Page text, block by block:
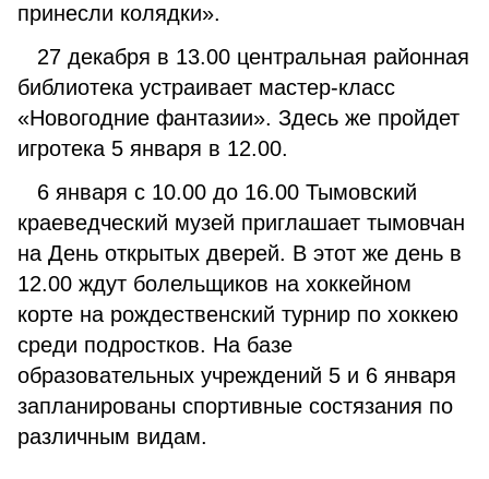
принесли колядки».
27 декабря в 13.00 центральная районная
библиотека устраивает мастер-класс
«Новогодние фантазии». Здесь же пройдет
игротека 5 января в 12.00.
6 января с 10.00 до 16.00 Тымовский
краеведческий музей приглашает тымовчан
на День открытых дверей. В этот же день в
12.00 ждут болельщиков на хоккейном
корте на рождественский турнир по хоккею
среди подростков. На базе
образовательных учреждений 5 и 6 января
запланированы спортивные состязания по
различным видам.